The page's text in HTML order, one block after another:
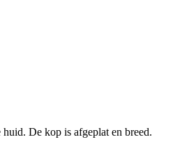
De kop is afgeplat en breed.